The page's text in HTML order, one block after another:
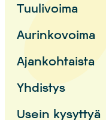
Tuulivoima
Aurinkovoima
Ajankohtaista
Yhdistys
Usein kysyttyä